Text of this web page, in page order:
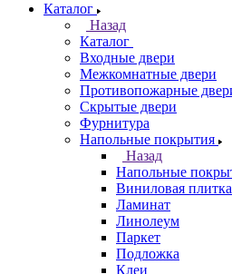
Каталог
Назад
Каталог
Входные двери
Межкомнатные двери
Противопожарные
Скрытые двери
Фурнитура
Напольные покрытия
Назад
Напольные
Виниловая плитка
Ламинат
Линолеум
Паркет
Подложка
Клеи